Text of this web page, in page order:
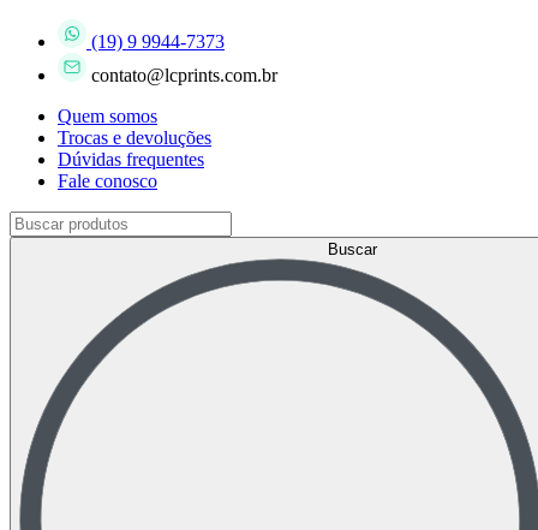
(19) 9 9944-7373
contato@lcprints.com.br
Quem somos
Trocas e devoluções
Dúvidas frequentes
Fale conosco
Buscar